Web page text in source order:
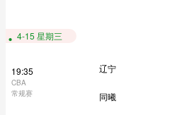
4-15 星期三
19:35
CBA
常规赛
辽宁
同曦